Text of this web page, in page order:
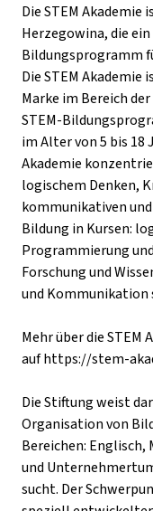
Die STEM Akademie
Herzegowina, die
Bildungsprogramm
Die STEM
Marke im Bereich
STEM-
im Alter von 5 bis 18
Akademie
logischem Denken,
kommunikativen
Bildung in Kursen:
Programmierung
Forschung und
und Kommunikation
Mehr über die STEM
aufhttps://stem-
Die Stiftung weist
Organisation von
Bereichen:
und
sucht. Der